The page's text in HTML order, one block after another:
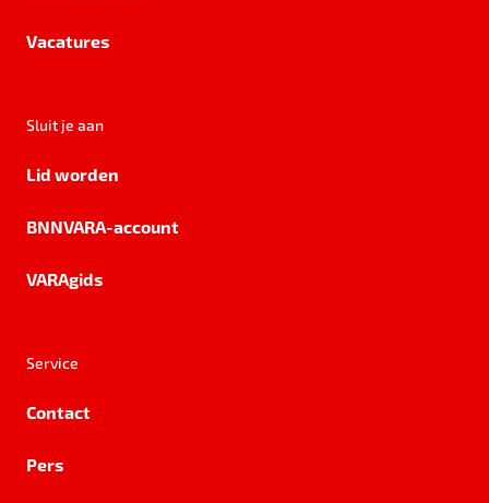
Vacatures
Sluit je aan
Lid worden
BNNVARA-account
VARAgids
Service
Contact
Pers